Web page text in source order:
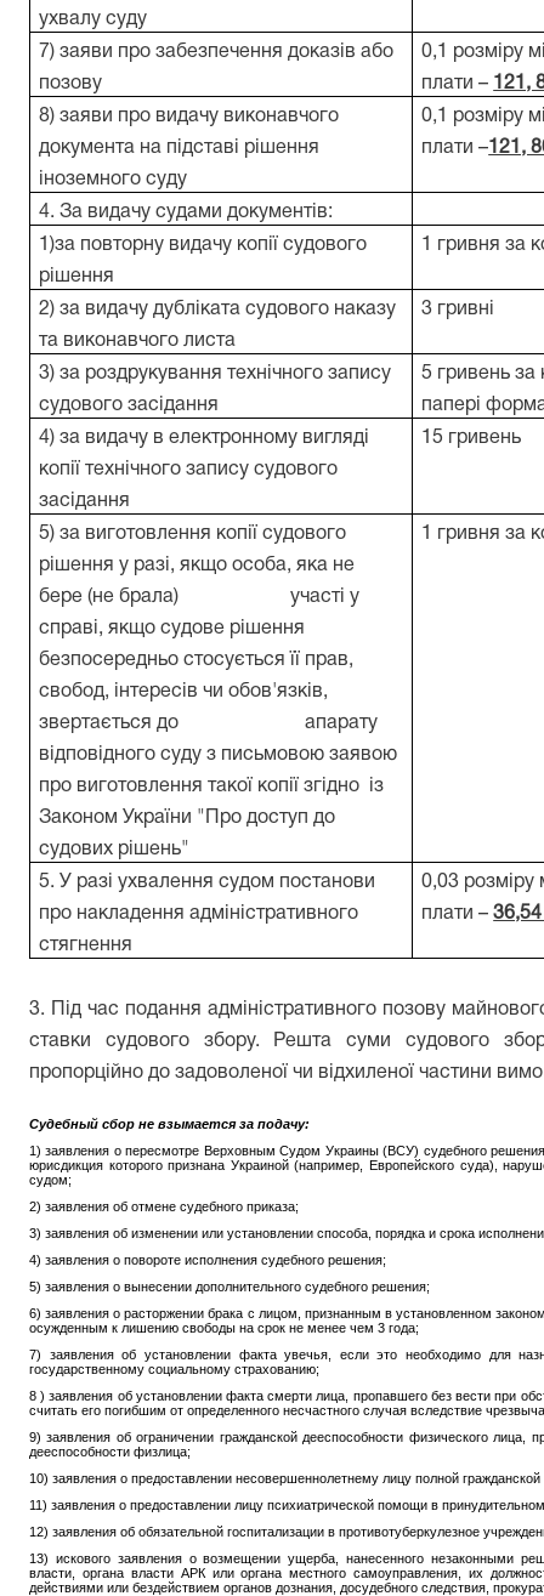
ухвалу суду
7) заяви про забезпечення доказів або
позову
0,1 розміру
плати –
121,
8) заяви про видачу виконавчого
документа на підставі рішення
іноземного суду
0,1 розміру
плати – 121,
4. За видачу судами документів:
1)за повторну видачу копії судового
рішення
1 гривня за
2) за видачу дубліката судового наказу
та виконавчого листа
3 гривні
3) за роздрукування технічного запису
судового засідання
5 гривень за
папері
4) за видачу в електронному вигляді
копії технічного запису судового
засідання
15 гривень
5) за виготовлення копії судового
рішення у разі, якщо особа, яка не
бере (не брала) участі у
справі, якщо судове рішення
безпосередньо стосується її прав,
свобод, інтересів чи обов'язків,
звертається до апарату
відповідного суду з письмовою заявою
про виготовлення такої копії згідно із
Законом України "Про доступ до
судових рішень"
1 гривня за
5. У разі ухвалення судом постанови
про накладення адміністративного
стягнення
0,03 розміру
плати –36,54
3. Під час подання адміністративного позову
ставки судового збору. Решта суми судового
пропорційно до задоволеної чи відхиленої частини
Судебный сбор не взымается за подачу:
1) заявления о пересмотре Верховным Судом Украины (ВСУ) судебного
юрисдикция которого признана Украиной (например, Европейского суда),
судом;
2) заявления об отмене судебного приказа;
3) заявления об изменении или установлении способа, порядка и срока
4) заявления о повороте исполнения судебного решения;
5) заявления о вынесении дополнительного судебного решения;
6) заявления о расторжении брака с лицом, признанным в установленном
осужденным к лишению свободы на срок не менее чем 3 года;
7) заявления об установлении факта увечья, если это необходимо для
государственному социальному страхованию;
8 ) заявления об установлении факта смерти лица, пропавшего без вести при
считать его погибшим от определенного несчастного случая вследствие
9) заявления об ограничении гражданской дееспособности физического лица,
дееспособности физлица;
10) заявления о предоставлении несовершеннолетнему лицу полной гражданской
11) заявления о предоставлении лицу психиатрической помощи в
12) заявления об обязательной госпитализации в противотуберкулезное
13) искового заявления о возмещении ущерба, нанесенного незаконными
власти, органа власти АРК или органа местного самоуправления, их
действиями или бездействием органов дознания, досудебного следствия,